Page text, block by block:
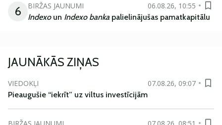
6 BIRŽAS JAUNUMI
06.08.26, 10:55
Indexoun Indexo banka palielinājušas pamatkapitālu
JAUNĀKĀS ZIŅAS
VIEDOKĻI
07.08.26, 09:07
Pieaugušie “iekrīt” uz viltus investīcijām
BIRŽAS JAUNUMI 07.08.26, 08:51